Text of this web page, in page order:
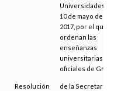
Universidades de
10 de mayo de
2017, por el que se
ordenan las
enseñanzas
universitarias
oficiales de Grado
Resolución
de la Secretaría